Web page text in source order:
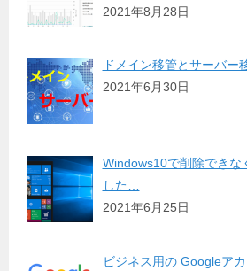
2021年8月28日
ドメイン移管とサーバー
2021年6月30日
Windows10で削除できな
した…
2021年6月25日
ビジネス用の Googleア